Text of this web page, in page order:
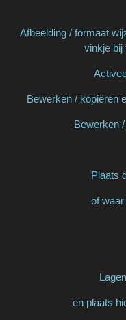
Afbeelding / formaat
vinkje bij
Bewerken / kopiëren
Bewerken
Plaats
of
en plaats